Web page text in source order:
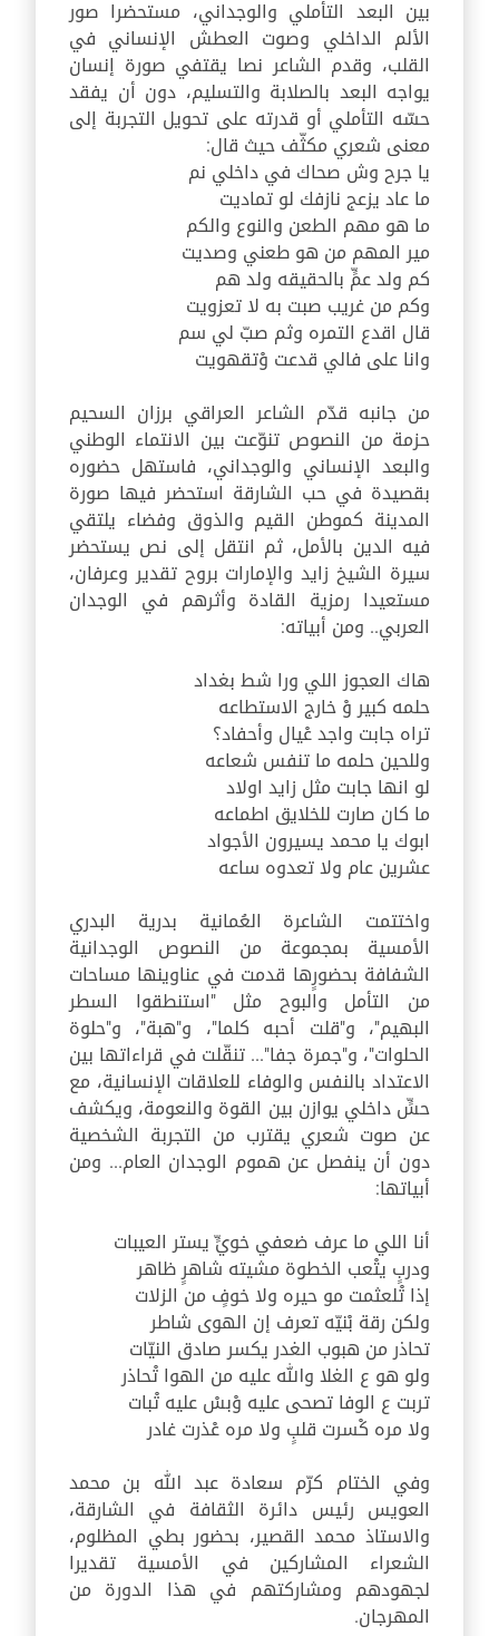
بين البعد التأملي والوجداني، مستحضرا صور
الألم الداخلي وصوت العطش الإنساني في
القلب، وقدم الشاعر نصا يقتفي صورة إنسان
يواجه البعد بالصلابة والتسليم، دون أن يفقد
حسّه التأملي أو قدرته على تحويل التجربة إلى
معنى شعري مكثّف حيث قال:
يا جرح وش صحاك في داخلي نم
ما عاد يزعج نازفك لو تماديت
ما هو مهم الطعن والنوع والكم
مير المهم من هو طعني وصديت
كم ولد عمٍّ بالحقيقه ولد هم
وكم من غريب صبت به لا تعزويت
قال اقدع التمره وثم صبّ لي سم
وانا على فالي قدعت وْتقهويت
من جانبه قدّم الشاعر العراقي برزان السحيم
حزمة من النصوص تنوّعت بين الانتماء الوطني
والبعد الإنساني والوجداني، فاستهل حضوره
بقصيدة في حب الشارقة استحضر فيها صورة
المدينة كموطن القيم والذوق وفضاء يلتقي
فيه الدين بالأمل، ثم انتقل إلى نص يستحضر
سيرة الشيخ زايد والإمارات بروح تقدير وعرفان،
مستعيدا رمزية القادة وأثرهم في الوجدان
العربي.. ومن أبياته:
هاك العجوز اللي ورا شط بغداد
حلمه كبير وْ خارج الاستطاعه
تراه جابت واجد عْيال وأحفاد؟
وللحين حلمه ما تنفس شعاعه
لو انها جابت مثل زايد اولاد
ما كان صارت للخلايق اطماعه
ابوك يا محمد يسيرون الأجواد
عشرين عام ولا تعدوه ساعه
واختتمت الشاعرة العُمانية بدرية البدري
الأمسية بمجموعة من النصوص الوجدانية
الشفافة بحضورٍها قدمت في عناوينها مساحات
من التأمل والبوح مثل"استنطقوا السطر
البهيم"، و"قلت أحبه كلما"، و"هبة"، و"حلوة
الحلوات"، و"جمرة جفا"...تنقّلت في قراءاتها بين
الاعتداد بالنفس والوفاء للعلاقات الإنسانية، مع
حسٍّ داخلي يوازن بين القوة والنعومة، ويكشف
عن صوت شعري يقترب من التجربة الشخصية
دون أن ينفصل عن هموم الوجدان العام... ومن
أبياتها:
أنا اللي ما عرف ضعفي خويٍّ يستر العيبات
ودربٍ يتْعب الخطوة مشيته شاهرٍ ظاهر
إذا تْلعثمت مو حيره ولا خوفٍ من الزلات
ولكن رقة بْنيّه تعرف إن الهوى شاطر
تحاذر من هبوب الغدر يكسر صادق النيّات
ولو هو ع الغلا والله عليه من الهوا تْحاذر
تربت ع الوفا تصحى عليه وْبسْ عليه تْبات
ولا مره كْسرت قلبٍ ولا مره عْذرت غادر
وفي الختام كرّم سعادة عبد الله بن محمد
العويس رئيس دائرة الثقافة في الشارقة،
والاستاذ محمد القصير، بحضور بطي المظلوم،
الشعراء المشاركين في الأمسية تقديرا
لجهودهم ومشاركتهم في هذا الدورة من
المهرجان.